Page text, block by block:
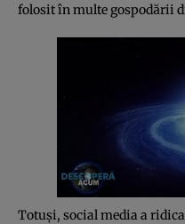
folosit în multe gospodării
Totuși, social media a